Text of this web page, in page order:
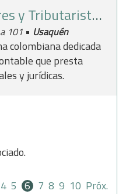
Tributaristas SAS
101 • Usaquén
colombiana dedicada
que presta
y jurídicas.
4 5 6 7 8 9 10 Próx.